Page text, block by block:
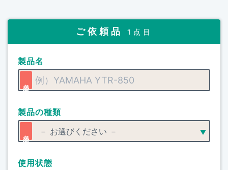
ご依頼品 1点目
製品名
製品の種類
使用状態